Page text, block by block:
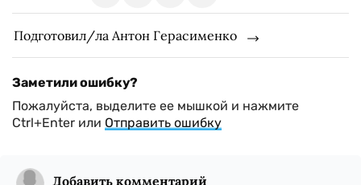
Подготовил/ла Антон Герасименко
Заметили ошибку?
Пожалуйста, выделите ее мышкой и нажмите
Ctrl+Enter или Отправить ошибку
Добавить комментарий